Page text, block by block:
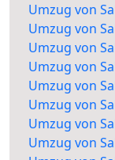
Umzug von
Umzug von
Umzug von
Umzug von
Umzug von
Umzug von
Umzug von
Umzug von